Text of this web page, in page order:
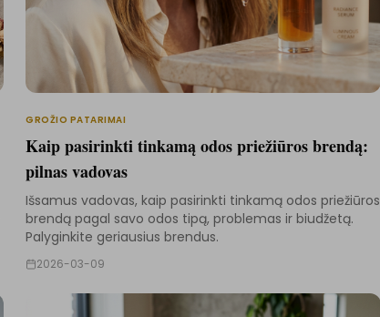
GROŽIO PATARIMAI
Kaip pasirinkti tinkamą odos priežiūros brendą:
pilnas vadovas
Išsamus vadovas, kaip pasirinkti tinkamą odos priežiūros
brendą pagal savo odos tipą, problemas ir biudžetą.
Palyginkite geriausius brendus.
2026-03-09